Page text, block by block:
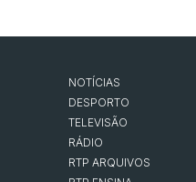
NOTÍCIAS
DESPORTO
TELEVISÃO
RÁDIO
RTP ARQUIVOS